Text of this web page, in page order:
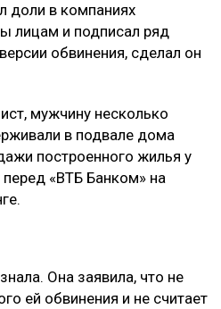
доли в компаниях
лицам и подписал ряд
обвинения, сделал он
мужчину несколько
в подвале дома
построенного жилья у
«ВТБ Банком» на
Она заявила, что не
ей обвинения и не считает